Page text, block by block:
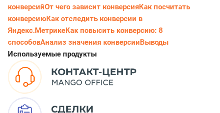
конверсийОт чего зависит конверсияКак посчитать
конверсиюКак отследить конверсии в
Яндекс.МетрикеКак повысить конверсию: 8
способовАнализ значения конверсииВыводы
Используемые продукты